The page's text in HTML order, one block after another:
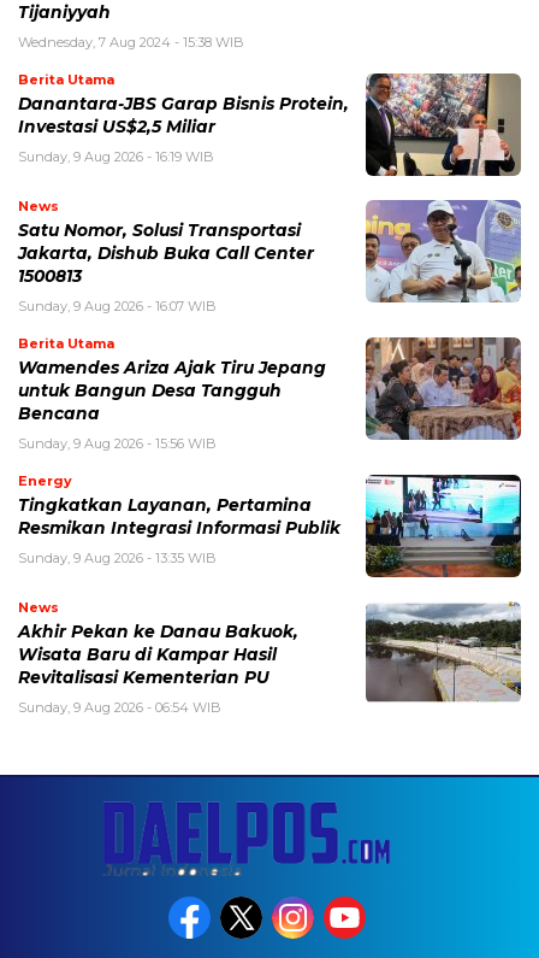
Tijaniyyah
Wednesday, 7 Aug 2024 - 15:38 WIB
Berita Utama
Danantara-JBS Garap Bisnis Protein,
Investasi US$2,5 Miliar
Sunday, 9 Aug 2026 - 16:19 WIB
News
Satu Nomor, Solusi Transportasi
Jakarta, Dishub Buka Call Center
1500813
Sunday, 9 Aug 2026 - 16:07 WIB
Berita Utama
Wamendes Ariza Ajak Tiru Jepang
untuk Bangun Desa Tangguh
Bencana
Sunday, 9 Aug 2026 - 15:56 WIB
Energy
Tingkatkan Layanan, Pertamina
Resmikan Integrasi Informasi Publik
Sunday, 9 Aug 2026 - 13:35 WIB
News
Akhir Pekan ke Danau Bakuok,
Wisata Baru di Kampar Hasil
Revitalisasi Kementerian PU
Sunday, 9 Aug 2026 - 06:54 WIB